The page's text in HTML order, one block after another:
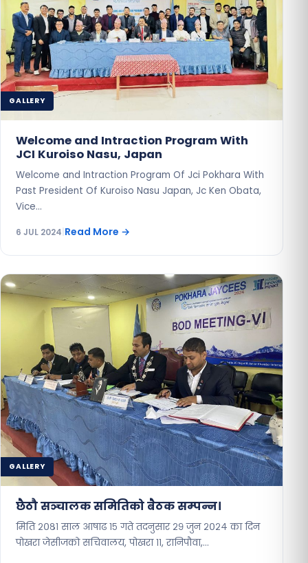
GALLERY
Welcome and Intraction Program With
JCI Kuroiso Nasu, Japan
Welcome and Intraction Program Of Jci Pokhara With
Past President Of Kuroiso Nasu Japan, Jc Ken Obata,
Vice…
6 JUL 2024 Read More →
GALLERY
छैठौ सञ्चालक समितिको बैठक सम्पन्न।
मिति २०८१ साल आषाढ १५ गते तदनुसार २९ जुन २०२४ का दिन
पोखरा जेसीजको सचिवालय, पोखरा ११, रानिपौवा,…